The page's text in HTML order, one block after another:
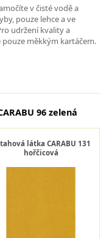
v čisté vodě a
pouze lehce a ve
udržení kvality a
měkkým kartáčem.
96 zelená
látka CARABU 131
hořčicová